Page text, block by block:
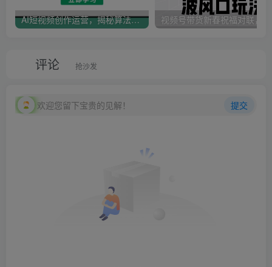
AI短视频创作运营，揭秘算法、文案创作与私域引流，助你掌握流量密码
评论 抢沙发
欢迎您留下宝贵的见解！ 提交